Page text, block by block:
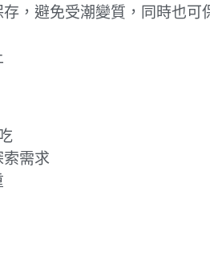
，避免受潮變質，同時也可
需求